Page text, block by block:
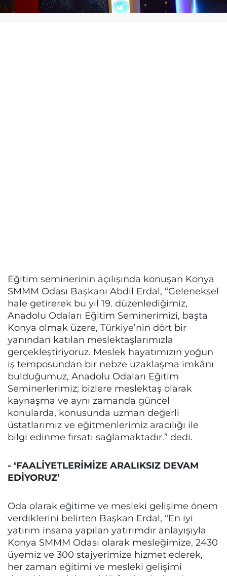
Eğitim seminerinin açılışında konuşan Konya
SMMM Odası Başkanı Abdil Erdal, “Geleneksel
hale getirerek bu yıl 19. düzenlediğimiz,
Anadolu Odaları Eğitim Seminerimizi, başta
Konya olmak üzere, Türkiye’nin dört bir
yanından katılan meslektaşlarımızla
gerçekleştiriyoruz. Meslek hayatımızın yoğun
iş temposundan bir nebze uzaklaşma imkânı
bulduğumuz, Anadolu Odaları Eğitim
Seminerlerimiz; bizlere meslektaş olarak
kaynaşma ve aynı zamanda güncel
konularda, konusunda uzman değerli
üstatlarımız ve eğitmenlerimiz aracılığı ile
bilgi edinme fırsatı sağlamaktadır.” dedi.
- ‘FAALİYETLERİMİZE ARALIKSIZ DEVAM
EDİYORUZ’
Oda olarak eğitime ve mesleki gelişime önem
verdiklerini belirten Başkan Erdal, “En iyi
yatırım insana yapılan yatırımdır anlayışıyla
Konya SMMM Odası olarak mesleğimize, 2430
üyemiz ve 300 stajyerimize hizmet ederek,
her zaman eğitimi ve mesleki gelişimi